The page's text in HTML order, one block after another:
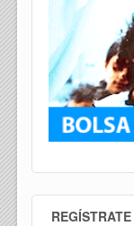
REGÍSTRATE